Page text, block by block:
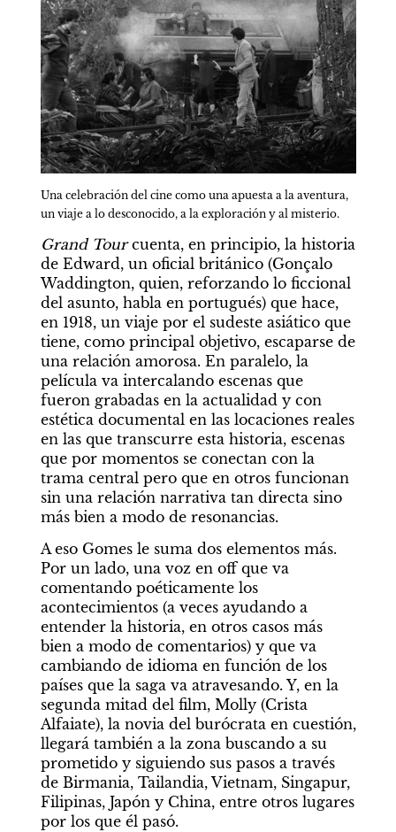
Una celebración del cine como una apuesta a la aventura,
un viaje a lo desconocido, a la exploración y al misterio.
Grand Tour cuenta, en principio, la historia
de Edward, un oficial británico (Gonçalo
Waddington, quien, reforzando lo ficcional
del asunto, habla en portugués) que hace,
en 1918, un viaje por el sudeste asiático que
tiene, como principal objetivo, escaparse de
una relación amorosa. En paralelo, la
película va intercalando escenas que
fueron grabadas en la actualidad y con
estética documental en las locaciones reales
en las que transcurre esta historia, escenas
que por momentos se conectan con la
trama central pero que en otros funcionan
sin una relación narrativa tan directa sino
más bien a modo de resonancias.
A eso Gomes le suma dos elementos más.
Por un lado, una voz en off que va
comentando poéticamente los
acontecimientos (a veces ayudando a
entender la historia, en otros casos más
bien a modo de comentarios) y que va
cambiando de idioma en función de los
países que la saga va atravesando. Y, en la
segunda mitad del film, Molly (Crista
Alfaiate), la novia del burócrata en cuestión,
llegará también a la zona buscando a su
prometido y siguiendo sus pasos a través
de Birmania, Tailandia, Vietnam, Singapur,
Filipinas, Japón y China, entre otros lugares
por los que él pasó.